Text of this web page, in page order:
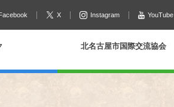
X Instagram YouTube
北名古屋市国際交流協会